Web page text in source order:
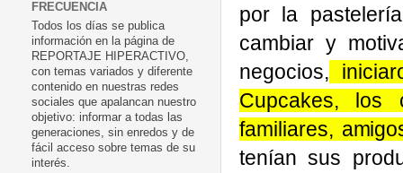
por la
cambiar y
negocios,
Cupcakes, los
familiares,
tenían sus
FRECUENCIA
Todos los días se publica
información en la página de
REPORTAJE HIPERACTIVO,
con temas variados y diferente
contenido en nuestras redes
sociales que apalancan nuestro
objetivo: informar a todas las
generaciones, sin enredos y de
fácil acceso sobre temas de su
interés.